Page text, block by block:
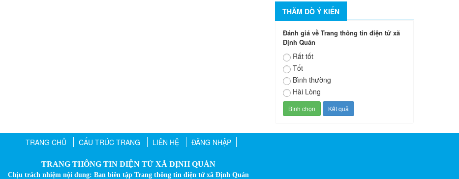
THĂM DÒ Ý KIẾN
Đánh giá về Trang thông tin điện tử xã
Định Quán
Rất tốt
Tốt
Bình thường
Hài Lòng
TRANG CHỦ CẤU TRÚC TRANG LIÊN HỆ ĐĂNG NHẬP
TRANG THÔNG TIN ĐIỆN TỬ XÃ ĐỊNH QUÁN
Chịu trách nhiệm nội dung: Ban biên tập Trang thông tin điện tử xã Định Quán